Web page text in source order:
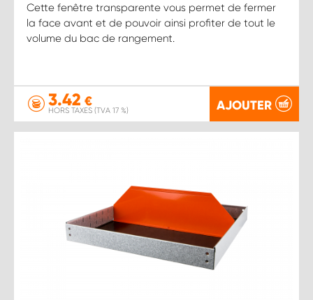
Cette fenêtre transparente vous permet de fermer
la face avant et de pouvoir ainsi profiter de tout le
volume du bac de rangement.
3.42 €
HORS TAXES (TVA 17 %) AJOUTER